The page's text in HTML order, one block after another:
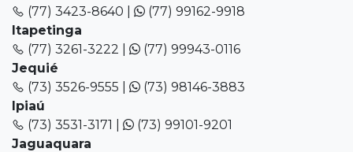
(77) 3423-8640 |
(77) 99162-9918
Itapetinga
(77) 3261-3222 |
(77) 99943-0116
Jequié
(73) 3526-9555 |
(73) 98146-3883
Ipiaú
(73) 3531-3171 |
(73) 99101-9201
Jaguaquara